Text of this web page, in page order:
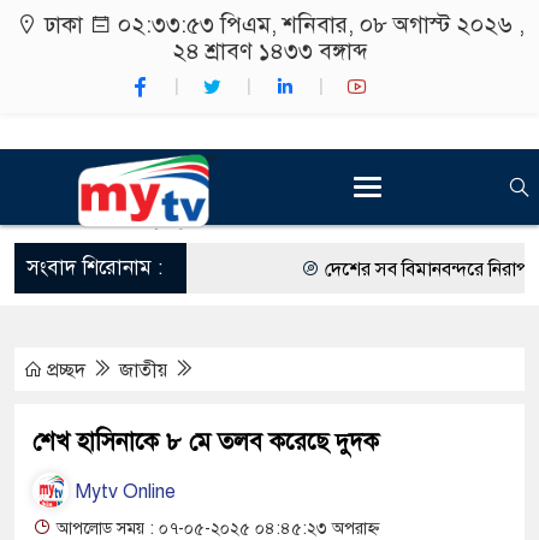
ঢাকা ০২:৩৩:৫৪ পিএম, শনিবার, ০৮ অগাস্ট ২০২৬ ,
২৪ শ্রাবণ ১৪৩৩ বঙ্গাব্দ
সংবাদ শিরোনাম : দেশের সব বিমানবন্দরে নিরাপত্তা
রং ফর্সাকারী ৮ ব্র্যান্ডের ক্রিমে
প্রচ্ছদ জাতীয়
শেখ হাসিনাকে ৮ মে তলব করেছে দুদক
Mytv Online
আপলোড সময় : ০৭-০৫-২০২৫ ০৪:৪৫:২৩ অপরাহ্ন